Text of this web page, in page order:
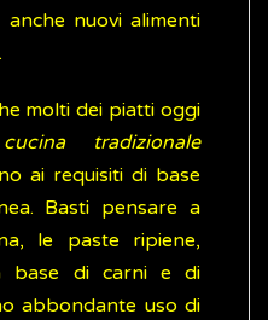
nuovi alimenti
molti dei piatti oggi
cucina tradizionale
ai requisiti di base
Basti pensare a
le paste ripiene,
base di carni e di
abbondante uso di